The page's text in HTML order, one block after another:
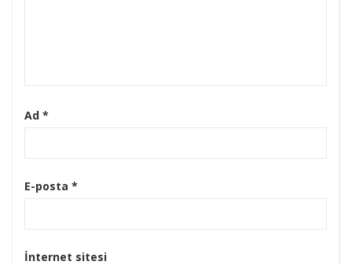
Ad *
E-posta *
İnternet sitesi